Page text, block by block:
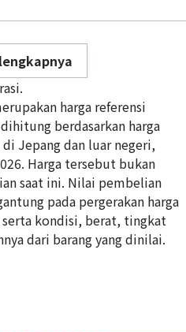
harga referensi
berdasarkan harga
Jepang dan luar negeri,
Harga tersebut bukan
saat ini. Nilai pembelian
pada pergerakan harga
serta kondisi, berat, tingkat
dari barang yang dinilai.